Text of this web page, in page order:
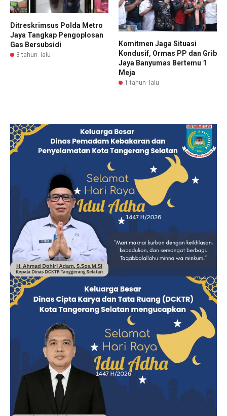
Ditreskrimsus Polda Metro
Jaya Tangkap Pengoplosan
Gas Bersubsidi
3 tahun lalu
Komitmen Jaga Situasi
Kondusif, Ormas PP dan Grib
Jaya Banyumas Bertemu 1
Meja
1 tahun lalu